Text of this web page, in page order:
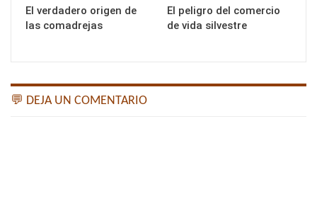
El verdadero origen de
las comadrejas
El peligro del comercio
de vida silvestre
💬 DEJA UN COMENTARIO